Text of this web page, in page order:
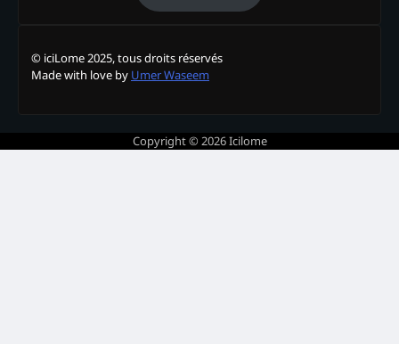
© iciLome 2025, tous droits réservés
Made with love by Umer Waseem
Copyright © 2026Icilome